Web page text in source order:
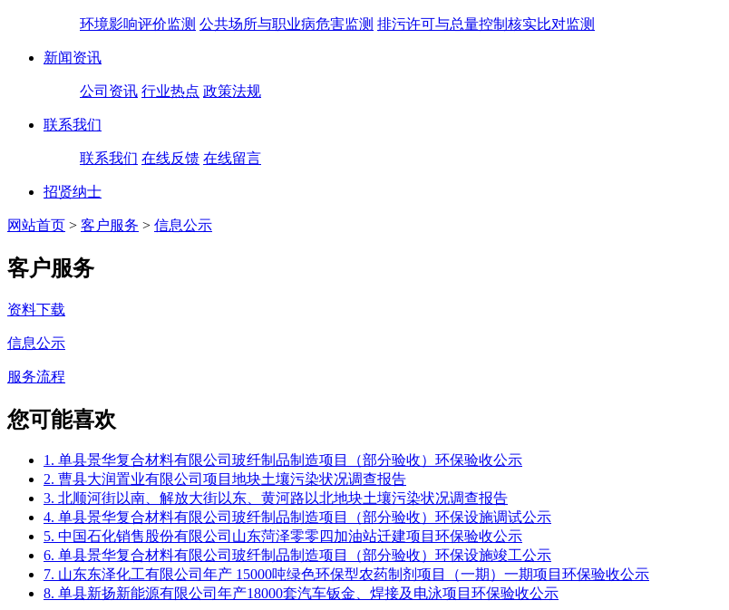
环境影响评价监测 公共场所与职业病危害监测 排污许可与总量控制核实比对监测
新闻资讯
公司资讯 行业热点 政策法规
联系我们
联系我们 在线反馈 在线留言
招贤纳士
网站首页 > 客户服务 > 信息公示
客户服务
资料下载
信息公示
服务流程
您可能喜欢
1. 单县景华复合材料有限公司玻纤制品制造项目（部分验收）环保验收公示
2. 曹县大润置业有限公司项目地块土壤污染状况调查报告
3. 北顺河街以南、解放大街以东、黄河路以北地块土壤污染状况调查报告
4. 单县景华复合材料有限公司玻纤制品制造项目（部分验收）环保设施调试公示
5. 中国石化销售股份有限公司山东菏泽零零四加油站迁建项目环保验收公示
6. 单县景华复合材料有限公司玻纤制品制造项目（部分验收）环保设施竣工公示
7. 山东东泽化工有限公司年产 15000吨绿色环保型农药制剂项目（一期）一期项目环保验收公示
8. 单县新扬新能源有限公司年产18000套汽车钣金、焊接及电泳项目环保验收公示